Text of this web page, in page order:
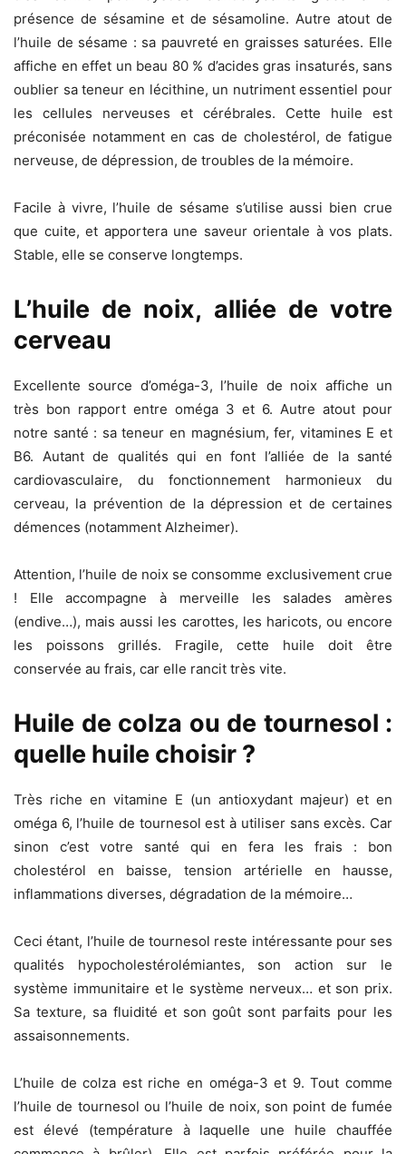
présence de sésamine et de sésamoline. Autre atout de
l’huile de sésame : sa pauvreté en graisses saturées. Elle
affiche en effet un beau 80 % d’acides gras insaturés, sans
oublier sa teneur en lécithine, un nutriment essentiel pour
les cellules nerveuses et cérébrales. Cette huile est
préconisée notamment en cas de cholestérol, de fatigue
nerveuse, de dépression, de troubles de la mémoire.
Facile à vivre, l’huile de sésame s’utilise aussi bien crue
que cuite, et apportera une saveur orientale à vos plats.
Stable, elle se conserve longtemps.
L’huile de noix, alliée de votre
cerveau
Excellente source d’oméga-3, l’huile de noix affiche un
très bon rapport entre oméga 3 et 6. Autre atout pour
notre santé : sa teneur en magnésium, fer, vitamines E et
B6. Autant de qualités qui en font l’alliée de la santé
cardiovasculaire, du fonctionnement harmonieux du
cerveau, la prévention de la dépression et de certaines
démences (notamment Alzheimer).
Attention, l’huile de noix se consomme exclusivement crue
! Elle accompagne à merveille les salades amères
(endive…), mais aussi les carottes, les haricots, ou encore
les poissons grillés. Fragile, cette huile doit être
conservée au frais, car elle rancit très vite.
Huile de colza ou de tournesol :
quelle huile choisir ?
Très riche en vitamine E (un antioxydant majeur) et en
oméga 6, l’huile de tournesol est à utiliser sans excès. Car
sinon c’est votre santé qui en fera les frais : bon
cholestérol en baisse, tension artérielle en hausse,
inflammations diverses, dégradation de la mémoire…
Ceci étant, l’huile de tournesol reste intéressante pour ses
qualités hypocholestérolémiantes, son action sur le
système immunitaire et le système nerveux… et son prix.
Sa texture, sa fluidité et son goût sont parfaits pour les
assaisonnements.
L’huile de colza est riche en oméga-3 et 9. Tout comme
l’huile de tournesol ou l’huile de noix, son point de fumée
est élevé (température à laquelle une huile chauffée